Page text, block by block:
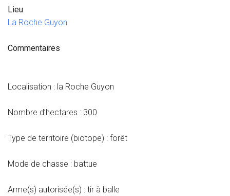
Lieu
La Roche Guyon
Commentaires
Localisation : la Roche Guyon
Nombre d’hectares : 300
Type de territoire (biotope) : forêt
Mode de chasse : battue
Arme(s) autorisée(s) : tir à balle